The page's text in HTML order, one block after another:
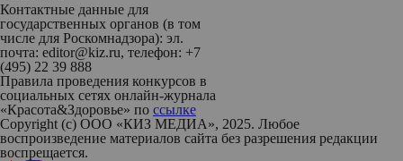
Контактные данные для
государственных органов (в том
числе для Роскомнадзора): эл.
почта: editor@kiz.ru, телефон: +7
(495) 22 39 888
Правила проведения конкурсов в
социальных сетях онлайн-журнала
«Красота&Здоровье» по ссылке
Copyright (с) ООО «КИЗ МЕДИА», 2025. Любое
воспроизведение материалов сайта без разрешения редакции
воспрещается.